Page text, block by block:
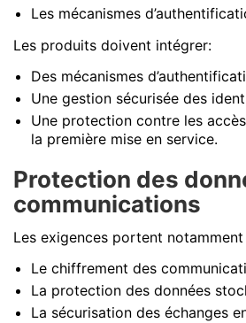
Les mécanismes
Les produits doivent intégrer:
Des mécanismes
Une gestion sécurisée des
Une protection contre les
la première mise en service.
Protection des
communications
Les exigences portent notamment
Le chiffrement des
La protection des données
La sécurisation des échanges